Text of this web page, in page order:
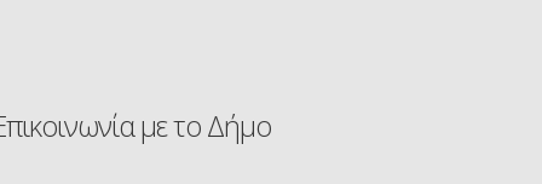
με το Δήμο